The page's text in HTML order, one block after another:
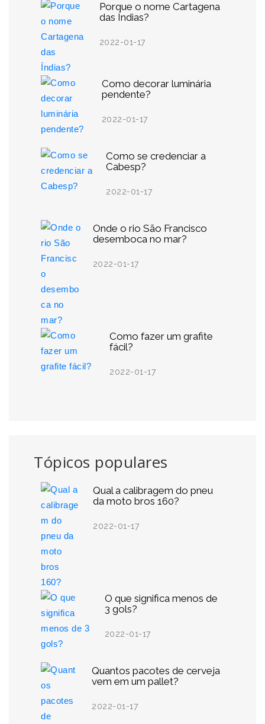
Porque o nome Cartagena
das Índias?
2022-01-17
Como decorar luminária
pendente?
2022-01-17
Como se credenciar a
Cabesp?
2022-01-17
Onde o rio São Francisco
desemboca no mar?
2022-01-17
Como fazer um grafite
fácil?
2022-01-17
Tópicos populares
Qual a calibragem do pneu
da moto bros 160?
2022-01-17
O que significa menos de
3 gols?
2022-01-17
Quantos pacotes de cerveja
vem em um pallet?
2022-01-17